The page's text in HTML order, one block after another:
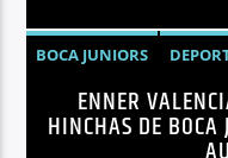
BOCA JUNIORS
NOTICIASENNER
HINCHAS DE